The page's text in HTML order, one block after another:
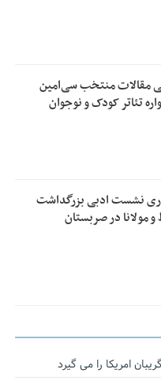
مقالات منتخب سی‌امین
تئاتر کودک و نوجوان
نشست ادبی بزرگداشت
مولانا در صربستان
امریکا را می گیرد